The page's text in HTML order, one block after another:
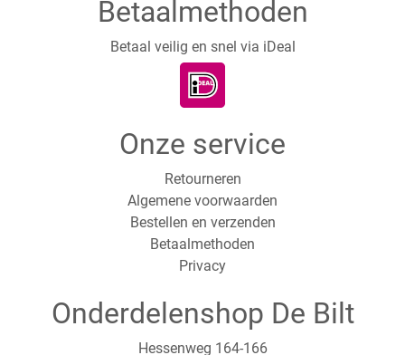
Betaalmethoden
Betaal veilig en snel via iDeal
Onze service
Retourneren
Algemene voorwaarden
Bestellen en verzenden
Betaalmethoden
Privacy
Onderdelenshop De Bilt
Hessenweg 164-166